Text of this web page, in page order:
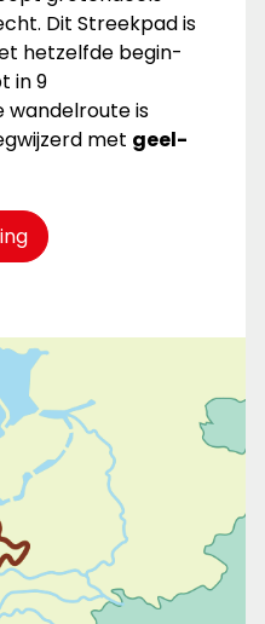
Dit Streekpad is
hetzelfde begin-
in 9
wandelroute is
met geel-